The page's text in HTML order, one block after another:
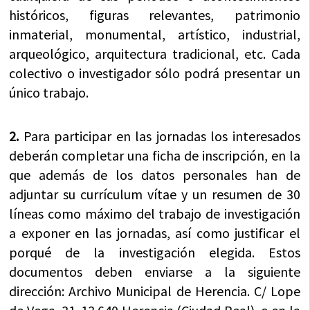
históricos, figuras relevantes, patrimonio
inmaterial, monumental, artístico, industrial,
arqueológico, arquitectura tradicional, etc. Cada
colectivo o investigador sólo podrá presentar un
único trabajo.
2. Para participar en las jornadas los interesados
deberán completar una ficha de inscripción, en la
que además de los datos personales han de
adjuntar su currículum vítae y un resumen de 30
líneas como máximo del trabajo de investigación
a exponer en las jornadas, así como justificar el
porqué de la investigación elegida. Estos
documentos deben enviarse a la siguiente
dirección: Archivo Municipal de Herencia. C/ Lope